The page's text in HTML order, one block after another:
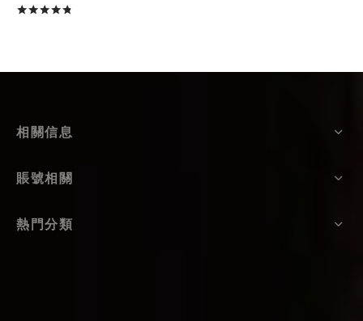
相關信息
賬號相關
熱門分類